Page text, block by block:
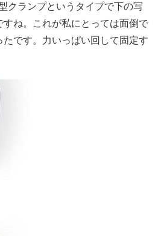
クランプというタイプで下の写
ね。これが私にとっては面倒で
です。力いっぱい回して固定す